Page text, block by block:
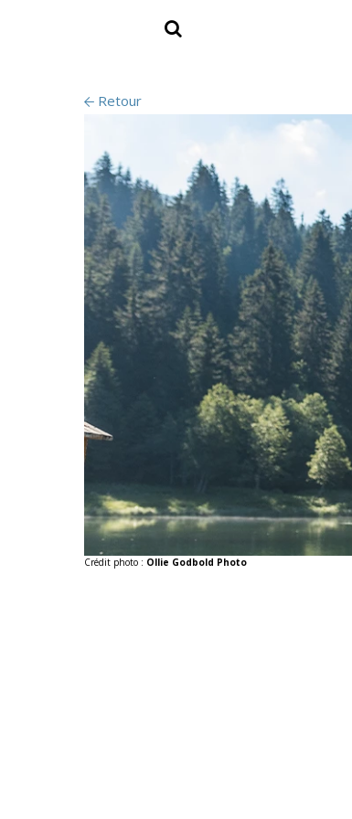
Retour
Crédit photo : Ollie Godbold Photo